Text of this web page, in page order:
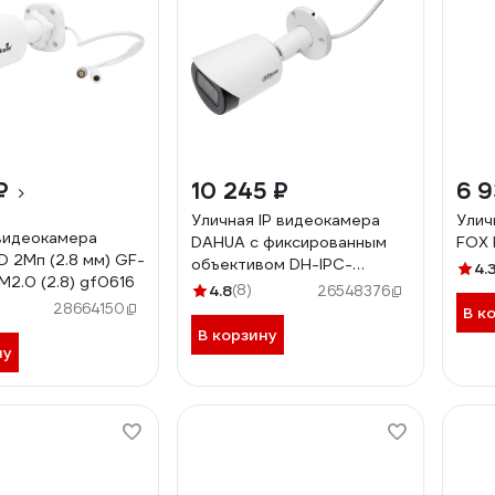
2Мп (2.8 мм) GF-
(2.8) gf0616
28664150
10 245 ₽
Уличная IP видеокамера
DAHUA с фиксированным
объективом DH-IPC-
HFW2230SP-S-0280B-S2
4.8(8) 26548376
В корзину
6
FOX
4.3
В